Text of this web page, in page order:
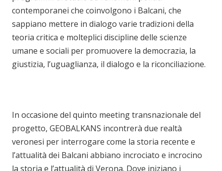
contemporanei che coinvolgono i Balcani, che
sappiano mettere in dialogo varie tradizioni della
teoria critica e molteplici discipline delle scienze
umane e sociali per promuovere la democrazia, la
giustizia, l’uguaglianza, il dialogo e la riconciliazione.
In occasione del quinto meeting transnazionale del
progetto, GEOBALKANS incontrerà due realtà
veronesi per interrogare come la storia recente e
l’attualità dei Balcani abbiano incrociato e incrocino
la storia e l’attualità di Verona. Dove iniziano i